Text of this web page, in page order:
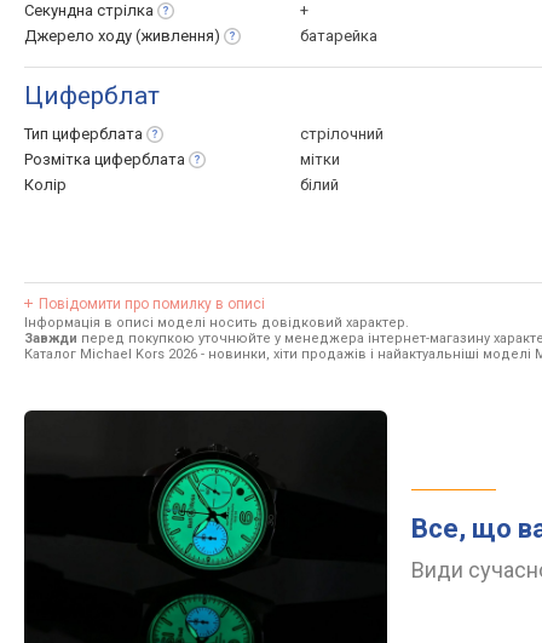
Секундна стрілка
+
Джерело ходу (живлення) батарейка
Циферблат
Тип циферблата
стрілочний
Розмітка циферблата
мітки
Колір
білий
Повідомити про помилку в описі
Інформація в описі моделі носить довідковий характер.
Завжди перед покупкою уточнюйте у менеджера інтернет-магазину
Каталог Michael Kors 2026 - новинки, хіти продажів і найактуальніші моделі
Все, що
Види